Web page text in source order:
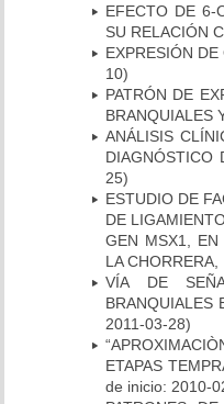
EFECTO DE 6-
SU RELACIÓN
EXPRESIÓN
10)
PATRÓN DE
BRANQUIALES
ANÁLISIS
DIAGNÓSTICO
25)
ESTUDIO DE
DE
GEN MSX1, EN
LA
VÍA DE
BRANQUIALES
2011-03-28)
ETAPAS
de inicio: 2010-